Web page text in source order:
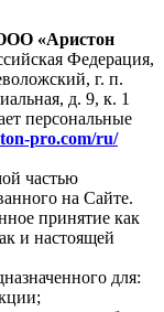
«Аристон
Федерация,
г. п.
д. 9, к. 1
персональные
pro.com/ru/
частью
на Сайте.
принятие как
и настоящей
для: